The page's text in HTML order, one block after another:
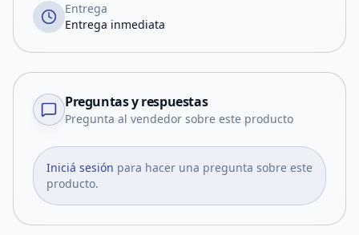
Entrega
Entrega inmediata
Preguntas y respuestas
Pregunta al vendedor sobre este producto
Iniciá sesión para hacer una pregunta sobre este
producto.